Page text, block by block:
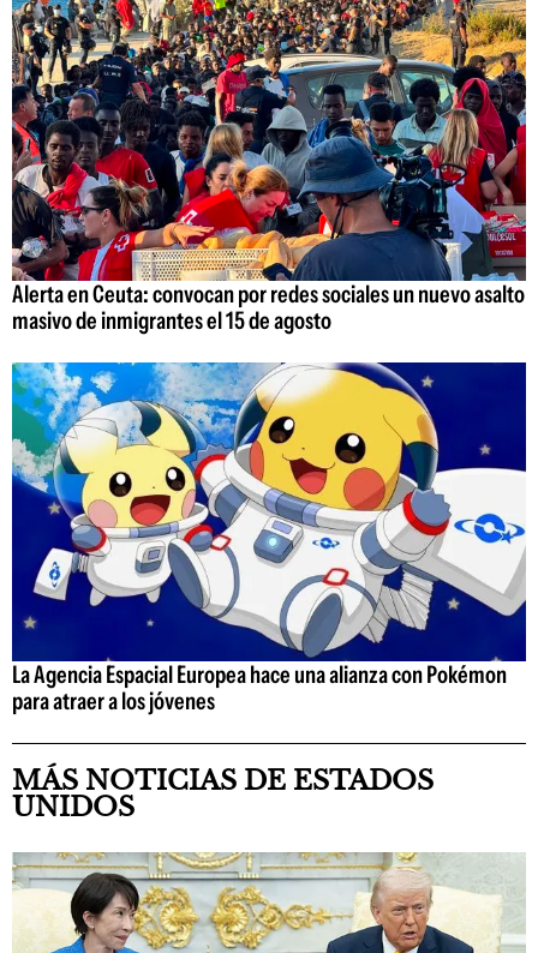
Alerta en Ceuta: convocan por redes sociales un nuevo asalto
masivo de inmigrantes el 15 de agosto
La Agencia Espacial Europea hace una alianza con Pokémon
para atraer a los jóvenes
MÁS NOTICIAS DE ESTADOS
UNIDOS